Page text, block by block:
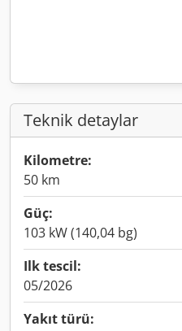
Teknik detaylar
Kilometre:
50 km
Güç:
103 kW (140,04 bg)
Ilk tescil:
05/2026
Yakıt türü: